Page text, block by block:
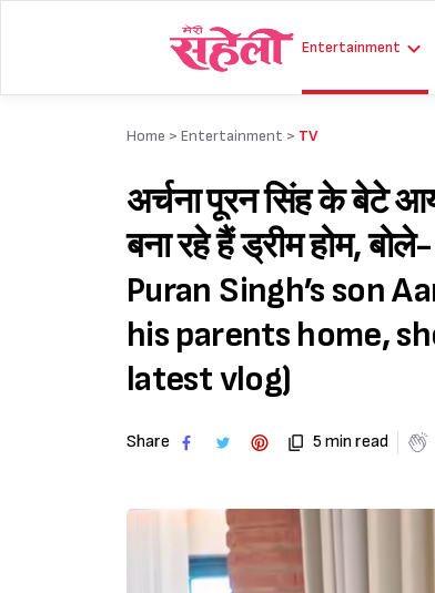
Entertainment
Home > Entertainment > TV
अर्चना पूरन सिंह के बेटे
बना रहे हैं ड्रीम होम,
Puran Singh’s son
his parents home,
latest vlog)
Share 5 min read